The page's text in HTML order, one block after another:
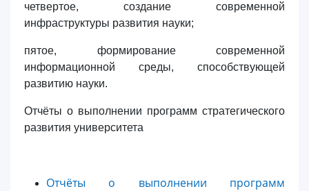
четвертое, создание современной
инфраструктуры развития науки;
пятое, формирование современной
информационной среды, способствующей
развитию науки.
Отчёты о выполнении программ стратегического
развития университета
Отчёты о выполнении программ